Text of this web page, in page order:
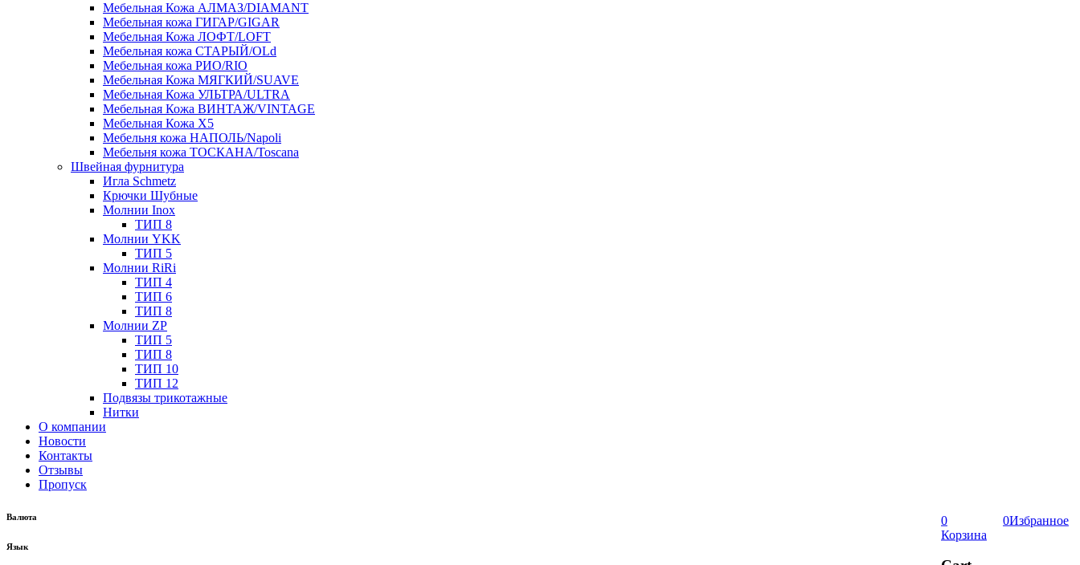
Мебельная Кожа АЛМАЗ/DIAMANT
Мебельная кожа ГИГАР/GIGAR
Мебельная Кожа ЛОФТ/LOFT
Мебельная кожа СТАРЫЙ/OLd
Мебельная кожа РИО/RIO
Мебельная Кожа МЯГКИЙ/SUAVE
Мебельная Кожа УЛЬТРА/ULTRA
Мебельная Кожа ВИНТАЖ/VINTAGE
Мебельная Кожа X5
Мебельня кожа НАПОЛЬ/Napoli
Мебельня кожа ТОСКАНА/Toscana
Швейная фурнитура
Игла Schmetz
Крючки Шубные
Молнии Inox
ТИП 8
Молнии YKK
ТИП 5
Молнии RiRi
ТИП 4
ТИП 6
ТИП 8
Молнии ZP
ТИП 5
ТИП 8
ТИП 10
ТИП 12
Подвязы трикотажные
Нитки
О компании
Новости
Контакты
Отзывы
Пропуск
Валюта
Язык
0
Корзина
0Избранное